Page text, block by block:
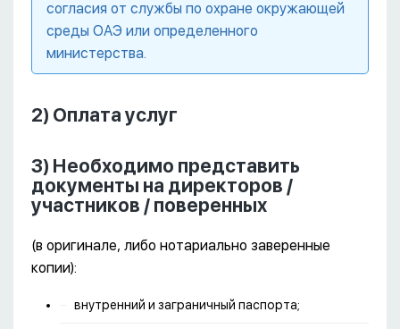
согласия от службы по охране окружающей
среды ОАЭ или определенного
министерства.
2) Оплата услуг
3) Необходимо представить
документы на директоров /
участников / поверенных
(в оригинале, либо нотариально заверенные
копии):
внутренний и заграничный паспорта;